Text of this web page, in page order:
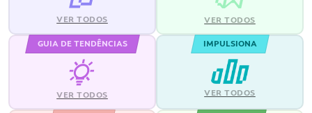
VER TODOS VER TODOS
GUIA DE TENDÊNCIAS
VER TODOS
IMPULSIONA
VER TODOS